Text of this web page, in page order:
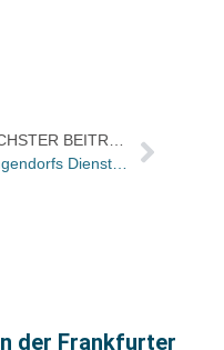
der Frankfurter